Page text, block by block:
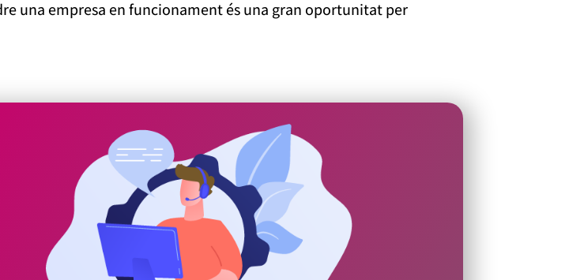
una empresa en funcionament és una gran oportunitat per